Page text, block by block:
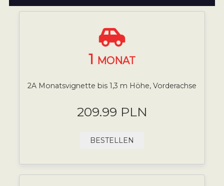
1 MONAT
2A Monatsvignette bis 1,3 m Höhe, Vorderachse
209.99 PLN
BESTELLEN